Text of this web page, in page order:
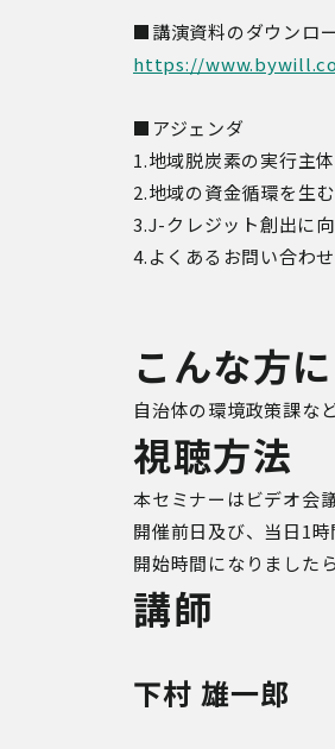
■講演資料のダウンロ
https://
■アジェンダ
1.地域脱炭素の実行主
2.地域の資金循環を生
3.J-クレジット創出に
4.よくあるお問い合わせ
こんな方
自治体の環境政策課な
視聴方法
本セミナーはビデオ会
開催前日及び、 当日1
開始時間になりました
講師
下村 雄一郎